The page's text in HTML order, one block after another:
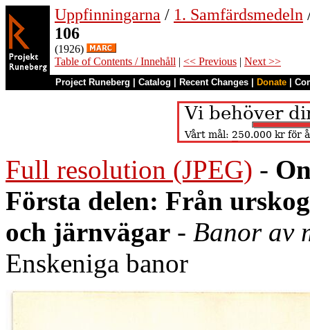
Uppfinningarna / 1. Samfärdsmedeln
106
(1926)
Table of Contents / Innehåll | << Previous | Next >>
Project Runeberg Catalog Recent Changes Donate
Full resolution (JPEG) -
Första delen: Från
och järnvägar - Banor av
Enskeniga banor